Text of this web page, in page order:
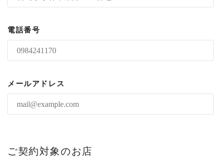
電話番号
メールアドレス
ご契約対象のお店